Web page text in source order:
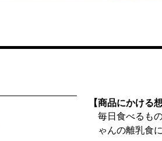
【商品にかける想
毎日食べるも
ゃんの離乳食